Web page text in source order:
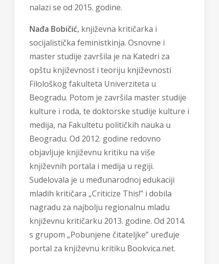
nalazi se od 2015. godine.
Nađa Bobičić, književna kritičarka i
socijalistička feministkinja. Osnovne i
master studije završila je na Katedri za
opštu književnost i teoriju književnosti
Filološkog fakulteta Univerziteta u
Beogradu. Potom je završila master studije
kulture i roda, te doktorske studije kulture i
medija, na Fakultetu političkih nauka u
Beogradu. Od 2012. godine redovno
objavljuje književnu kritiku na više
književnih portala i medija u regiji.
Sudelovala je u međunarodnoj edukaciji
mladih kritičara „Criticize This!” i dobila
nagradu za najbolju regionalnu mladu
književnu kritičarku 2013. godine. Od 2014.
s grupom „Pobunjene čitateljke” uređuje
portal za književnu kritiku Bookvica.net.